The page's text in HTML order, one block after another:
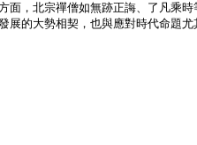
面，北宗禪僧如無跡正誨、了凡乘
的大勢相契，也與應對時代命題尤